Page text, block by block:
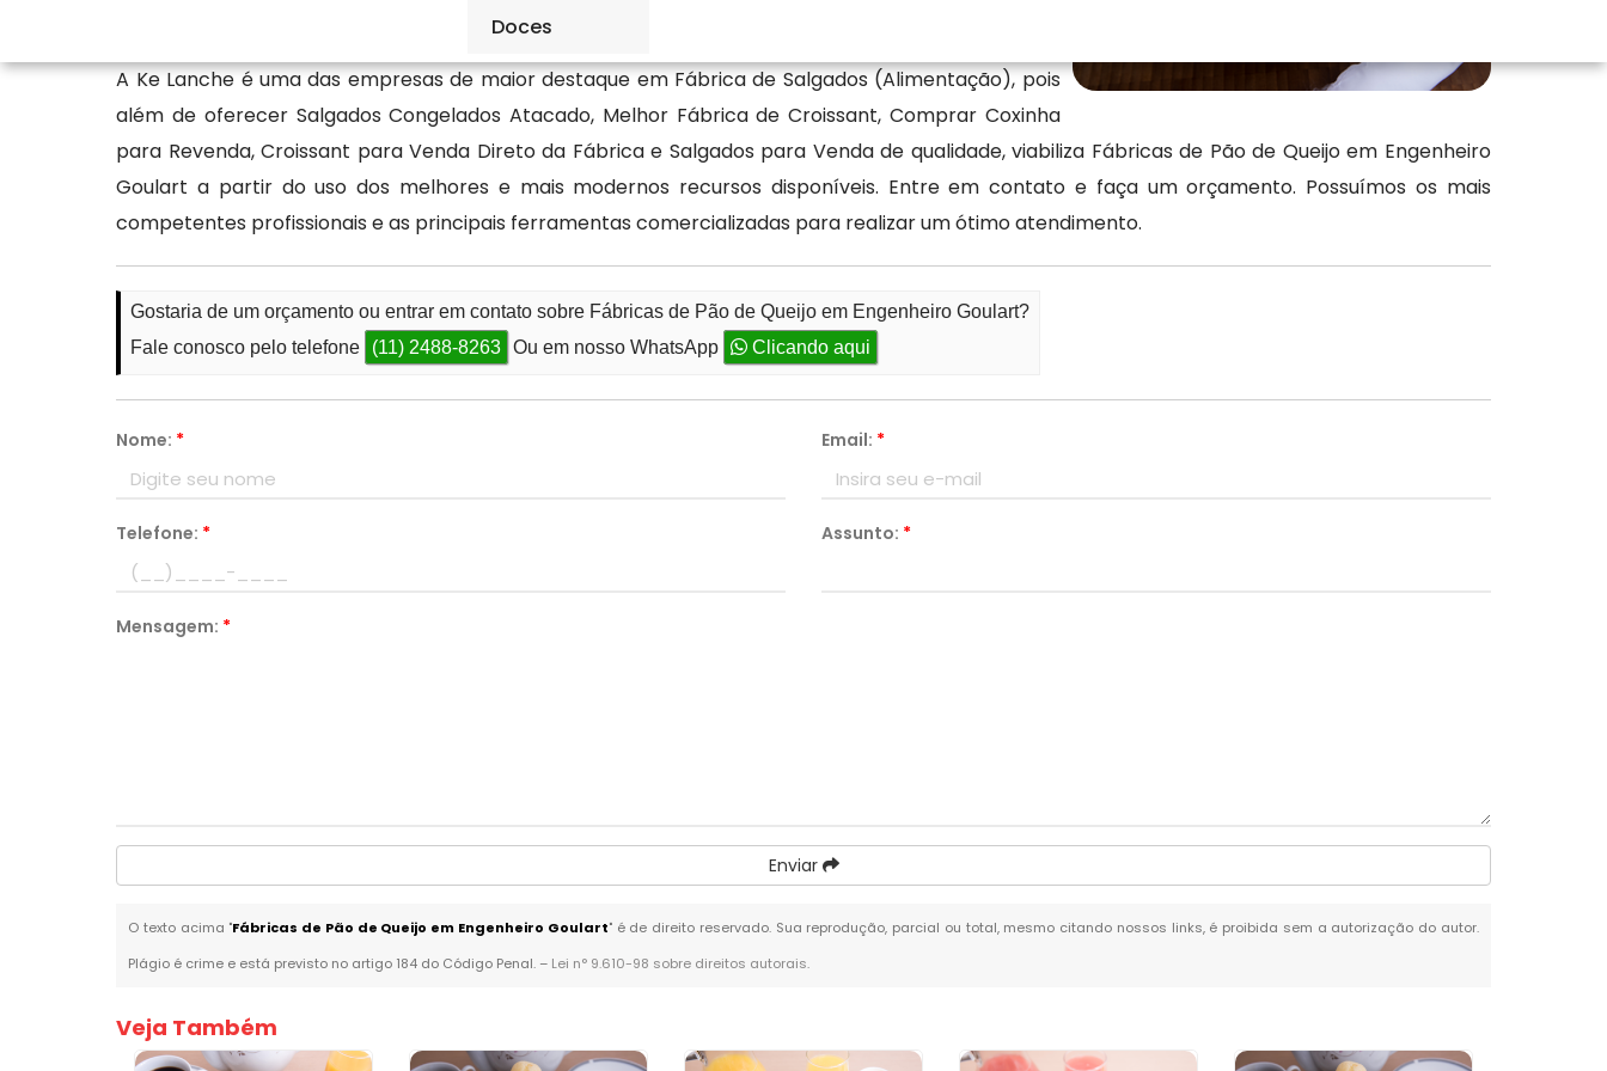
Doces
mais sobre valores e formas de entrega.
A Ke Lanche é uma das empresas de maior destaque em Fábrica de Salgados (Alimentação), pois
além de oferecer Salgados Congelados Atacado, Melhor Fábrica de Croissant, Comprar Coxinha
para Revenda, Croissant para Venda Direto da Fábrica e Salgados para Venda de qualidade, viabiliza Fábricas de Pão de Queijo em Engenheiro
Goulart a partir do uso dos melhores e mais modernos recursos disponíveis. Entre em contato e faça um orçamento. Possuímos os mais
competentes profissionais e as principais ferramentas comercializadas para realizar um ótimo atendimento.
Gostaria de um orçamento ou entrar em contato sobre Fábricas de Pão de Queijo em Engenheiro Goulart?
Fale conosco pelo telefone
(11) 2488-8263 Ou em nosso WhatsApp Clicando aqui
Nome: * Email: *
Telefone: * Assunto: *
Mensagem: *
Enviar
O texto acima "Fábricas de Pão de Queijo em Engenheiro Goulart" é de direito reservado. Sua reprodução, parcial ou total, mesmo citando nossos links, é proibida sem a autorização do autor.
Plágio é crime e está previsto no artigo 184 do Código Penal. – Lei n° 9.610-98 sobre direitos autorais.
Veja Também